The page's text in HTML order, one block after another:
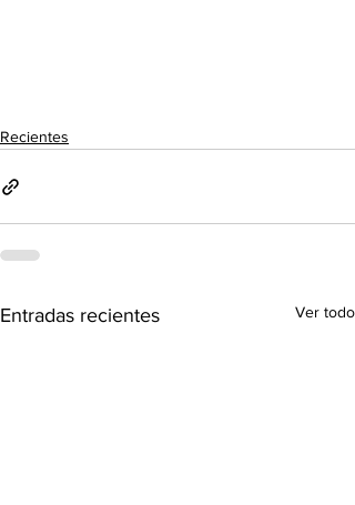
Recientes
Entradas recientes Ver todo